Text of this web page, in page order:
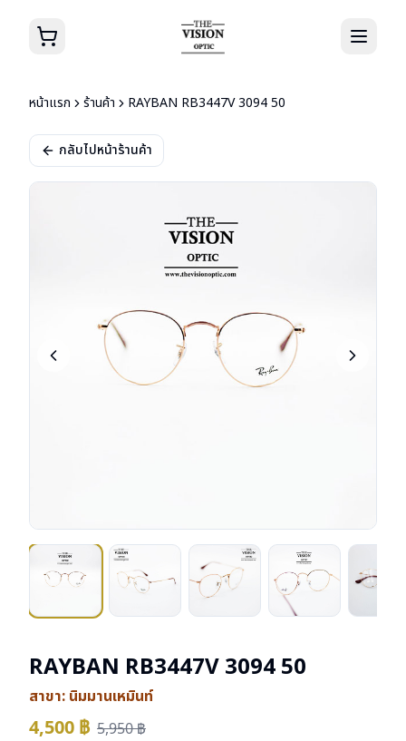
หน้าแรก ร้านค้า RAYBAN RB3447V 3094 50
กลับไปหน้าร้านค้า
RAYBAN RB3447V 3094 50
สาขา: นิมมานเหมินท์
4,500 ฿ 5,950฿